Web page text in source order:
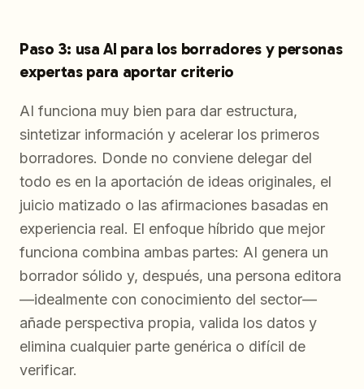
Paso 3: usa AI para los borradores y personas
expertas para aportar criterio
AI funciona muy bien para dar estructura,
sintetizar información y acelerar los primeros
borradores. Donde no conviene delegar del
todo es en la aportación de ideas originales, el
juicio matizado o las afirmaciones basadas en
experiencia real. El enfoque híbrido que mejor
funciona combina ambas partes: AI genera un
borrador sólido y, después, una persona editora
—idealmente con conocimiento del sector—
añade perspectiva propia, valida los datos y
elimina cualquier parte genérica o difícil de
verificar.